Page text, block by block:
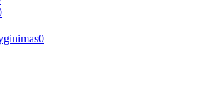
0